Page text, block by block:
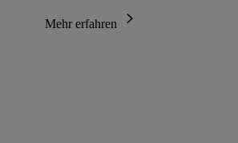
Mehr erfahren